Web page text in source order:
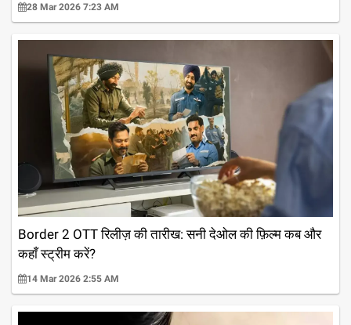
28 Mar 2026 7:23 AM
Border 2 OTT रिलीज़ की तारीख: सनी देओल की फ़िल्म कब और
कहाँ स्ट्रीम करें?
14 Mar 2026 2:55 AM